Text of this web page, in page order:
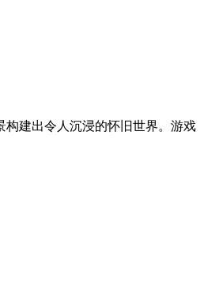
构建出令人沉浸的怀旧世界。游戏